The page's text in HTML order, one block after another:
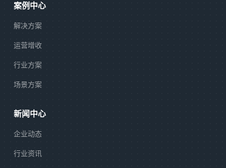
案例中心
解决方案
运营增收
行业方案
场景方案
新闻中心
企业动态
行业资讯